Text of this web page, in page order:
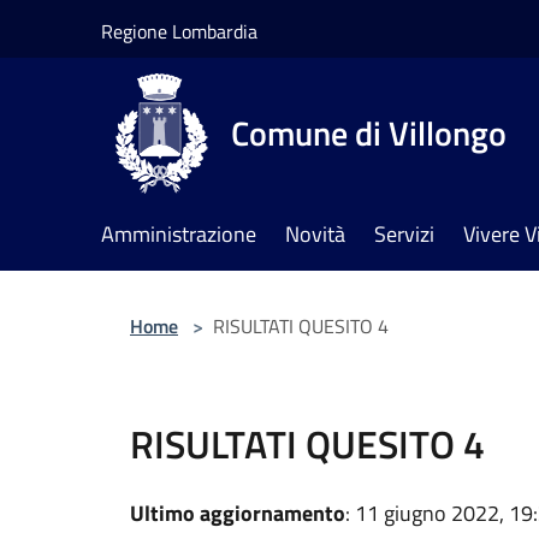
Regione Lombardia
Comune di Villongo
Amministrazione Novità Servizi Vivere
Home > RISULTATI QUESITO 4
RISULTATI QUESITO 4
Ultimo aggiornamento: 11 giugno 2022,